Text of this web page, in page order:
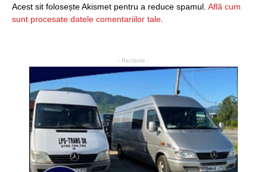
Acest sit folosește Akismet pentru a reduce spamul. Află cum
sunt procesate datele comentariilor tale.
- Reclame -